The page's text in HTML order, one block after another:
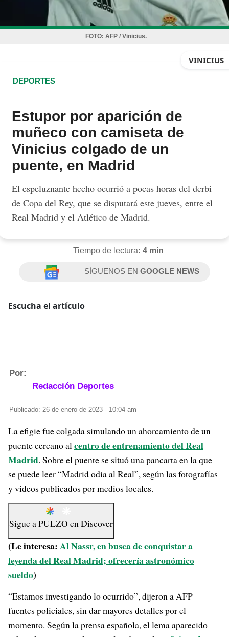
FOTO: AFP / Vinicius.
VINICIUS
DEPORTES
Estupor por aparición de
muñeco con camiseta de
Vinicius colgado de un
puente, en Madrid
El espeluznante hecho ocurrió a pocas horas del derbi
de Copa del Rey, que se disputará este jueves, entre el
Real Madrid y el Atlético de Madrid.
Tiempo de lectura: 4 min
SÍGUENOS ENGOOGLE NEWS
Escucha el artículo
Por:
Redacción Deportes
Publicado: 26 de enero de 2023 - 10:04 am
La efigie fue colgada simulando un ahorcamiento de un
puente cercano alcentro de entrenamiento del Real
Madrid. Sobre el puente se situó una pancarta en la que
se puede leer “Madrid odia al Real”, según las fotografías
y videos publicados por medios locales.
Sigue aPULZO enDiscover
(Le interesa:Al Nassr, en busca de conquistar a
leyenda del Real Madrid; ofrecería astronómico
sueldo)
“Estamos investigando lo ocurrido”, dijeron a AFP
fuentes policiales, sin dar mayores detalles por el
momento. Según la prensa española, el lema aparecido